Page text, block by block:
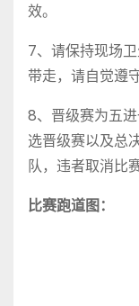
效。
7、请保持现场
带走，请自觉遵守
8、晋级赛为五
选晋级赛以及总
队，违者取消比
比赛跑道图：